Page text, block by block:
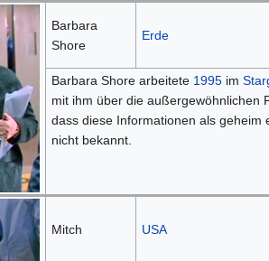
Barbara
Shore
Erde
Barbara Shore arbeitete 1995im
mit ihm über die außergewöhnlichen
dass diese Informationen als geheim
nicht bekannt.
Mitch USA